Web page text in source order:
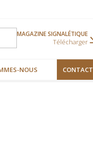
MAGAZINE SIGNALÉTIQUE
Télécharger
NOUS CONTACT